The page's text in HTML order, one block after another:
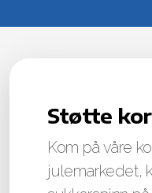
Støtte
Kom på våre
julemarkedet,
Loppemarked
Konserter